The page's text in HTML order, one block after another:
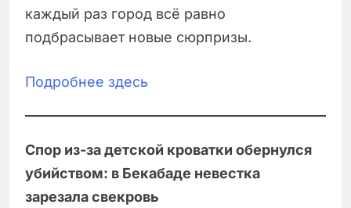
каждый раз город всё равно
подбрасывает новые сюрпризы.
Подробнее здесь
Спор из-за детской кроватки обернулся
убийством: в Бекабаде невестка
зарезала свекровь